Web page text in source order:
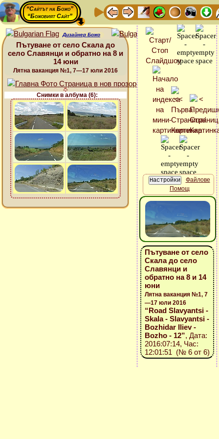
“Сайтът на Божо”
“Божовият Сайт”
Дизайнер Божо
Пътуване от село Скала до
село Славянци и обратно на 8 и
14 юни
Лятна ваканция №1, 7—17 юли 2016
Снимки в албума (6):
Файлове
Помощ
Пътуване от село
Скала до село
Славянци и
обратно на 8 и 14
юни
Лятна ваканция №1, 7
—17 юли 2016
“Road Slavyantsi -
Skala - Slavyantsi -
Bozhidar Iliev -
Bozho - 12”, Дата:
2016:07:14, Час:
12:01:51 (№ 6 от 6)